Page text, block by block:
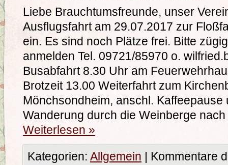
Liebe Brauchtumsfreunde, unser
Ausflugsfahrt am 29.07.2017 zur
ein. Es sind noch Plätze frei. Bitte
anmelden Tel. 09721/85970 o.
Busabfahrt 8.30 Uhr am
Brotzeit 13.00 Weiterfahrt zum
Mönchsondheim, anschl. Kaffeepause
Wanderung durch die Weinberge
Weiterlesen »
Kategorien: Allgemein | Kommentare